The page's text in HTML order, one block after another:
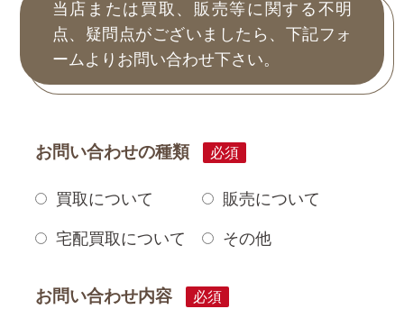
当店または買取、販売等に関する不明
点、疑問点がございましたら、下記フォ
ームよりお問い合わせ下さい。
お問い合わせの種類 必須
買取について
販売について
宅配買取について
その他
お問い合わせ内容 必須